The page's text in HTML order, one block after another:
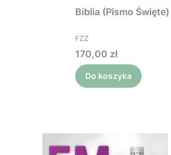
Biblia (Pismo
PRODUCENT
FZZ
Cena
170,00 zł
Do koszyka